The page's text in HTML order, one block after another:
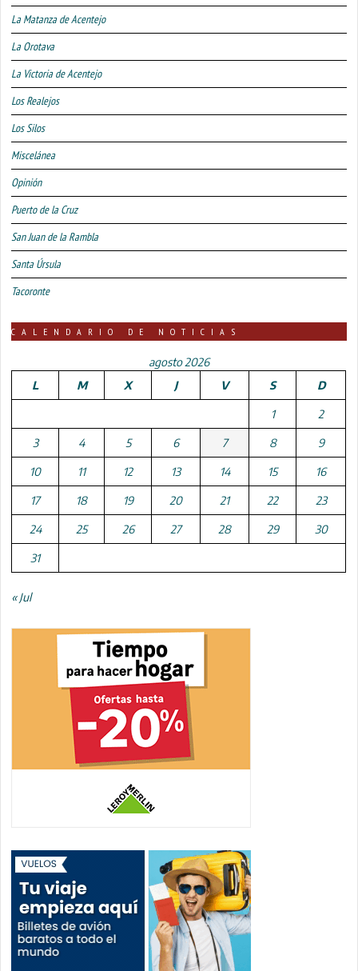
La Matanza de Acentejo
La Orotava
La Victoria de Acentejo
Los Realejos
Los Silos
Miscelánea
Opinión
Puerto de la Cruz
San Juan de la Rambla
Santa Úrsula
Tacoronte
CALENDARIO DE NOTICIAS
agosto 2026
L
M X J V S D
1 2
3 4 5 6 7 8 9
10 11 12 13 14 15 16
17 18 19 20 21 22 23
24 25 26 27 28 29 30
31
« Jul